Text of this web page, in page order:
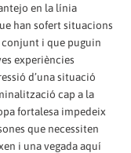
en la línia
han sofert situacions
i que puguin
experiències
d’una situació
cap a la
fortalesa impedeix
que necessiten
i una vegada aquí